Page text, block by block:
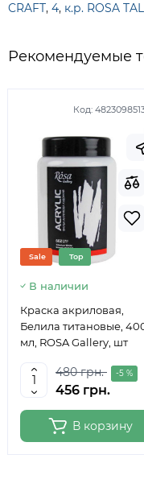
CRAFT, 4, к.р. ROSA
Рекомендуемые
Код:
Sale Top
В наличии
Краска акриловая,
Белила титановые,
мл, ROSA Gallery, шт
480 грн. -5 %
456 грн.
В корзину